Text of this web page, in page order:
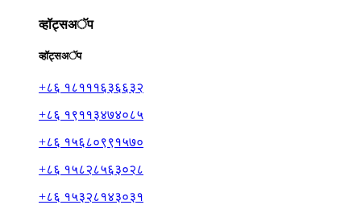
व्हॉट्सअॅप
व्हॉट्सअॅप
+८६ १८१११६३६६३२
+८६ १९११३४७४०८५
+८६ १५६८०९९१५७०
+८६ १५८२८५६३०२८
+८६ १५३२८१४३०३१